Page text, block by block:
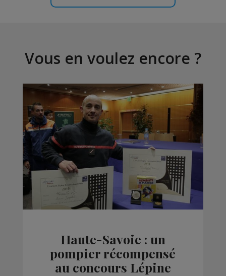
Vous en voulez encore ?
Haute-Savoie : un
pompier récompensé
au concours Lépine